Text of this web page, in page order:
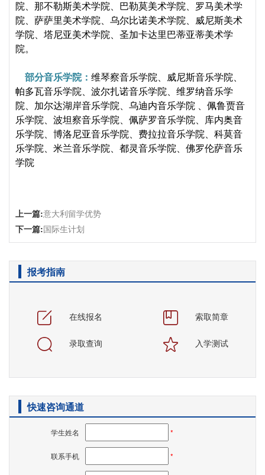
院、那不勒斯美术学院、巴勒莫美术学院、罗马美术学
院、萨萨里美术学院、乌尔比诺美术学院、威尼斯美术
学院、塔尼亚美术学院、圣加卡达里巴蒂亚蒂美术学
院。
部分音乐学院： 维琴察音乐学院、威尼斯音乐学院、
帕多瓦音乐学院、波尔扎诺音乐学院、维罗纳音乐学
院、加尔达湖岸音乐学院、 乌迪内音乐学院 、佩鲁贾音
乐学院、波坦察音乐学院、佩萨罗音乐学院、库内奥音
乐学院、博洛尼亚音乐学院、费拉拉音乐学院、科莫音
乐学院、米兰音乐学院、都灵音乐学院、佛罗伦萨音乐
学院
上一篇:意大利留学优势
下一篇:国际生计划
报考指南
在线报名 索取简章
录取查询 入学测试
快速咨询通道
学生姓名 *
联系手机 *